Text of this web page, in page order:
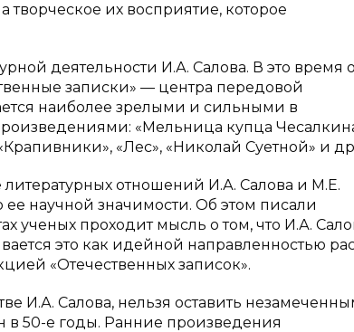
их восприятие, которое
деятельности И.А. Салова. В это время
записки» — центра передовой
наиболее зрелыми и сильными в
«Мельница купца
«Лес», «Николай Суетной» и
отношений И.А. Салова и М.Е.
научной значимости. Об этом писали
ученых проходит мысль о том, что И.А.
это как идейной направленностью
«Отечественных записок».
И.А. Салова, нельзя оставить
в 50-е годы. Ранние произведения